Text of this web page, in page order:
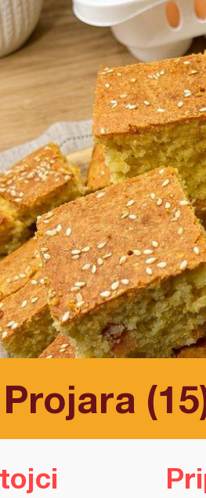
Projara